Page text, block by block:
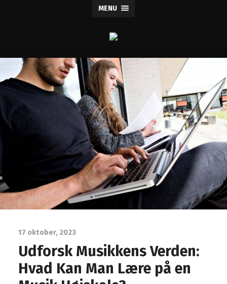
MENU
17 oktober, 2023
Udforsk Musikkens Verden:
Hvad Kan Man Lære på en